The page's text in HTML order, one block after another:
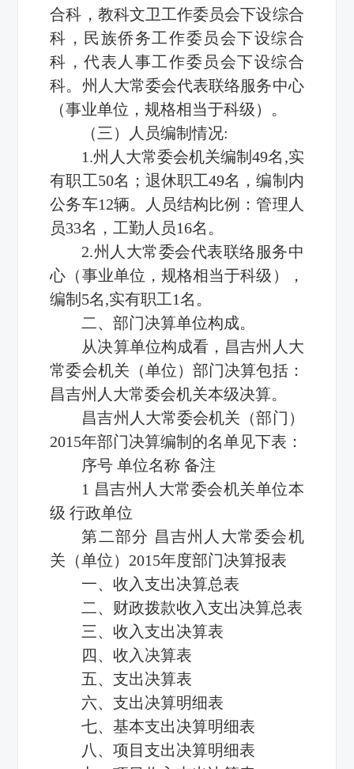
合科，教科文卫工作委员会下设综合
科，民族侨务工作委员会下设综合
科，代表人事工作委员会下设综合
科。州人大常委会代表联络服务中心
（事业单位，规格相当于科级）。
（三）人员编制情况:
1.州人大常委会机关编制49名,实
有职工50名；退休职工49名，编制内
公务车12辆。人员结构比例：管理人
员33名，工勤人员16名。
2.州人大常委会代表联络服务中
心（事业单位，规格相当于科级），
编制5名,实有职工1名。
二、部门决算单位构成。
从决算单位构成看，昌吉州人大
常委会机关（单位）部门决算包括：
昌吉州人大常委会机关本级决算。
昌吉州人大常委会机关（部门）
2015年部门决算编制的名单见下表：
序号 单位名称 备注
1 昌吉州人大常委会机关单位本
级 行政单位
第二部分 昌吉州人大常委会机
关（单位）2015年度部门决算报表
一、收入支出决算总表
二、财政拨款收入支出决算总表
三、收入支出决算表
四、收入决算表
五、支出决算表
六、支出决算明细表
七、基本支出决算明细表
八、项目支出决算明细表